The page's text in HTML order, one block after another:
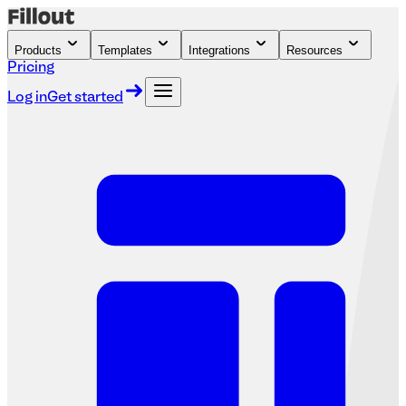
Products Templates Integrations Resources
Pricing
Log inGet started